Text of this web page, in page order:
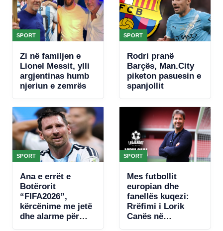
SPORT
Zi në familjen e
Lionel Messit, ylli
argjentinas humb
njeriun e zemrës
SPORT
Rodri pranë
Barçës, Man.City
piketon pasuesin e
spanjollit
SPORT
Ana e errët e
Botërorit
“FIFA2026”,
kërcënime me jetë
dhe alarme për
SPORT
Mes futbollit
europian dhe
fanellës kuqezi:
Rrëfimi i Lorik
Canës në